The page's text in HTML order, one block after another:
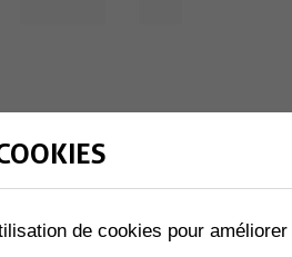
de cookies pour